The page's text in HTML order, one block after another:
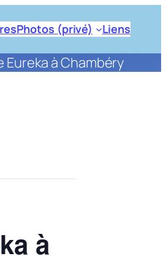
Photos (privé) Liens
à Chambéry
à